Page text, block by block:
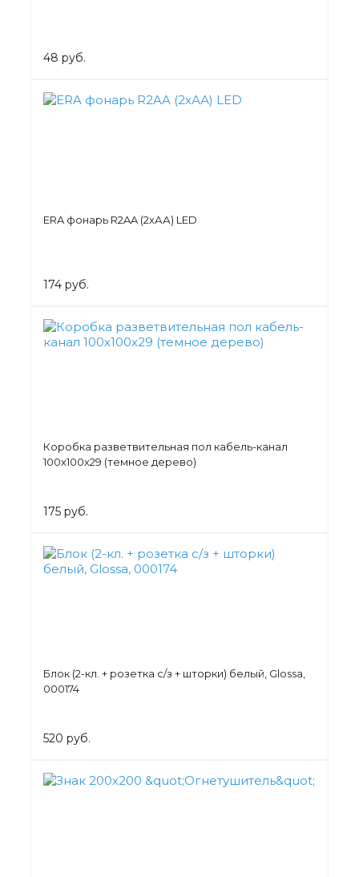
48 руб.
ERA фонарь R2AA (2хАА) LED
174 руб.
Коробка разветвительная пол кабель-канал
100х100х29 (темное дерево)
175 руб.
Блок (2-кл. + розетка с/з + шторки) белый, Glossa,
000174
520 руб.